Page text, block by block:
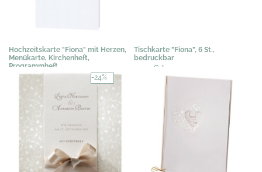
Hochzeitskarte "Fiona" mit Herzen,
Menükarte, Kirchenheft,
Programmheft
1,02 €*
Tischkarte "Fiona", 6 St.,
bedruckbar
3,03 € *
-24%